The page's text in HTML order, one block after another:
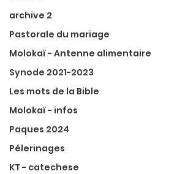
archive 2
Pastorale du mariage
Molokaï - Antenne alimentaire
Synode 2021-2023
Les mots de la Bible
Molokaï - infos
Paques 2024
Pélerinages
KT - catechese